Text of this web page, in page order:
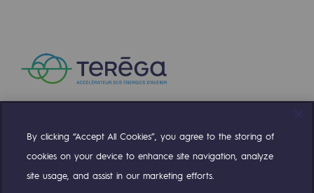
Compte TwitterCompte Facebook
Compte LinkedinCompte Youtube
By clicking “Accept All Cookies”, you agree to the storing of
cookies on your device to enhance site navigation, analyze
site usage, and assist in our marketing efforts.